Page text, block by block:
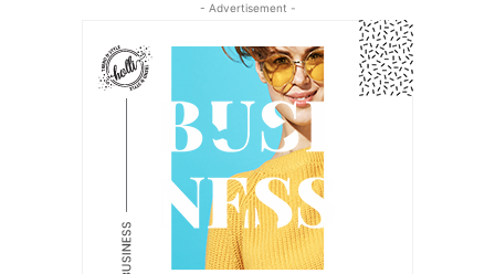
- Advertisement -